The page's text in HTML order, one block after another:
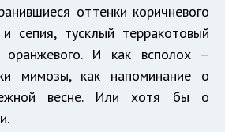
оттенки коричневого
сепия, тусклый терракотовый
оранжевого. И как всполох –
мимозы, как напоминание о
весне. Или хотя бы о